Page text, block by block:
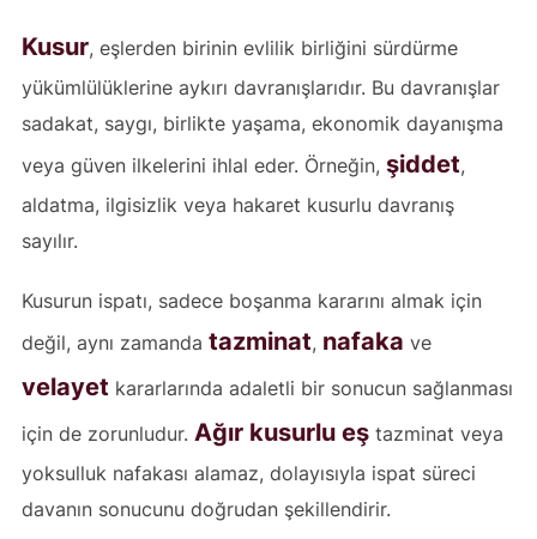
Kusur, eşlerden birinin evlilik birliğini sürdürme
yükümlülüklerine aykırı davranışlarıdır. Bu davranışlar
sadakat, saygı, birlikte yaşama, ekonomik dayanışma
veya güven ilkelerini ihlal eder. Örneğin, şiddet,
aldatma, ilgisizlik veya hakaret kusurlu davranış
sayılır.
Kusurun ispatı, sadece boşanma kararını almak için
değil, aynı zamanda tazminat, nafaka ve
velayet kararlarında adaletli bir sonucun sağlanması
için de zorunludur. Ağır kusurlu eştazminat veya
yoksulluk nafakası alamaz, dolayısıyla ispat süreci
davanın sonucunu doğrudan şekillendirir.